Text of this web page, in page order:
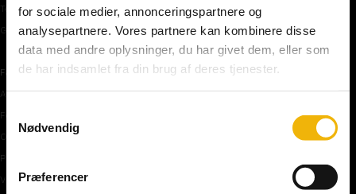
for sociale medier, annonceringspartnere og
analysepartnere. Vores partnere kan kombinere disse
data med andre oplysninger, du har givet dem, eller som
de har indsamlet fra din brug af deres tjenester.
Nødvendig
Præferencer
Teoriprøver – pakker/priser
Generhvervelse af kørekort
Færdselstavler
Advarselstavler
Forbudstavler
Oplysningstavler
Påbudstavler
Vigepligtstavler